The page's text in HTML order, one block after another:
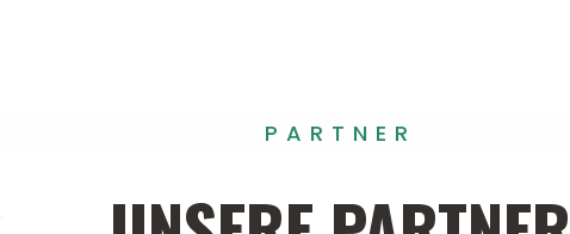
PARTNER